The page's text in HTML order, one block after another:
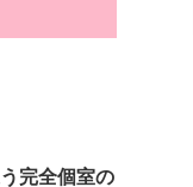
完全個室の